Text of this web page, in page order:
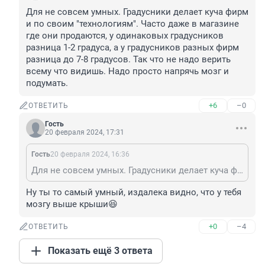
Для не совсем умных. Градусники делает куча фирм
и по своим "технологиям". Часто даже в магазине
где они продаются, у одинаковых градусников
разница 1-2 градуса, а у градусников разных фирм
разница до 7-8 градусов. Так что не надо верить
всему что видишь. Надо просто напрячь мозг и
подумать.
ОТВЕТИТЬ +6 –0
Гость
20 февраля 2024, 17:31
Гость20 февраля 2024, 16:36
Для не совсем умных. Градусники делает куча фирм и по своим "технологиям". Часто даже в магазине где они продаются, у одинаковых градусников разница 1-2 градуса, а у градусников разных фирм разница до 7-8 градусов. Так что не надо верить всему что видишь. Надо просто напрячь мозг и подумать.
Ну ты то самый умный, издалека видно, что у тебя
мозгу выше крыши😆
ОТВЕТИТЬ +0 –4
Показать ещё 3 ответа